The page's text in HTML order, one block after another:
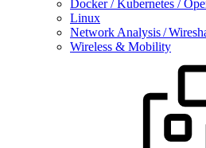
Docker / Kubernetes /
Linux
Network Analysis /
Wireless & Mobility